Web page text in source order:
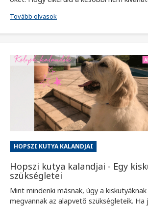
Tovább olvasok
HOPSZI KUTYA KALANDJAI
Hopszi kutya kalandjai - Egy
szükségletei
Mint mindenki másnak, úgy a kiskutyáknak
megvannak az alapvető szükségleteik. Ha